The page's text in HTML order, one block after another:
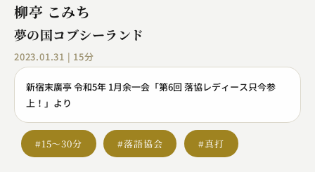
柳亭 こみち
夢の国コブシーランド
2023.01.31 | 15分
新宿末廣亭 令和5年 1月余一会「第6回 落協レディース只今参
上！」より
#15～30分 #落語協会 #真打